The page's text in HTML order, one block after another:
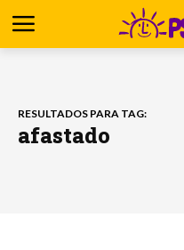
RESULTADOS PARA TAG:
afastado